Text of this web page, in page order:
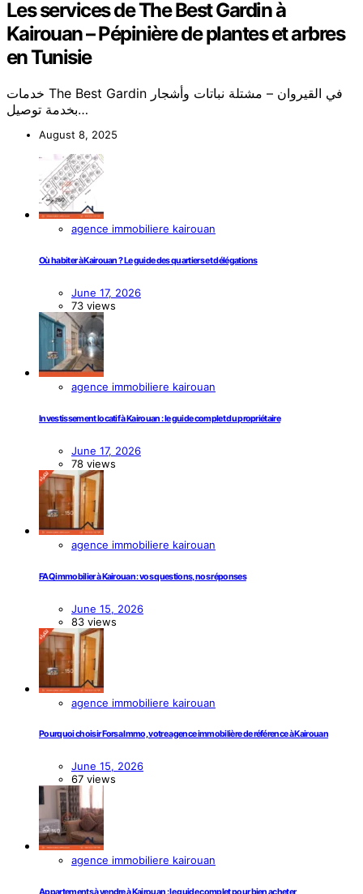
Les services de The Best Gardin à
Kairouan – Pépinière de plantes et arbres
en Tunisie
خدمات The Best Gardin في القيروان – مشتلة نباتات وأشجار
بخدمة توصيل…
August 8, 2025
agence immobiliere kairouan
Où habiter à Kairouan ? Le guide des quartiers et délégations
June 17, 2026
73 views
agence immobiliere kairouan
Investissement locatif à Kairouan : le guide complet du propriétaire
June 17, 2026
78 views
agence immobiliere kairouan
FAQ immobilier à Kairouan : vos questions, nos réponses
June 15, 2026
83 views
agence immobiliere kairouan
Pourquoi choisir Forsa Immo, votre agence immobilière de référence à Kairouan
June 15, 2026
67 views
agence immobiliere kairouan